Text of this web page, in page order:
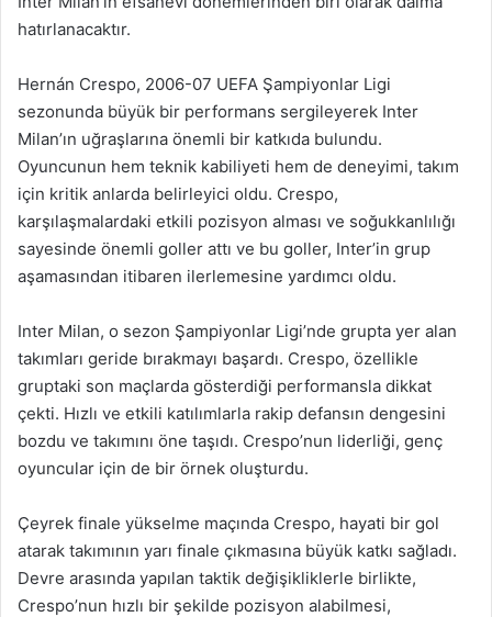
hatırlanacaktır.
Hernán Crespo, 2006-07 UEFA Şampiyonlar Ligi
sezonunda büyük bir performans sergileyerek Inter
Milan’ın uğraşlarına önemli bir katkıda bulundu.
Oyuncunun hem teknik kabiliyeti hem de deneyimi, takım
için kritik anlarda belirleyici oldu. Crespo,
karşılaşmalardaki etkili pozisyon alması ve soğukkanlılığı
sayesinde önemli goller attı ve bu goller, Inter’in grup
aşamasından itibaren ilerlemesine yardımcı oldu.
Inter Milan, o sezon Şampiyonlar Ligi’nde grupta yer alan
takımları geride bırakmayı başardı. Crespo, özellikle
gruptaki son maçlarda gösterdiği performansla dikkat
çekti. Hızlı ve etkili katılımlarla rakip defansın dengesini
bozdu ve takımını öne taşıdı. Crespo’nun liderliği, genç
oyuncular için de bir örnek oluşturdu.
Çeyrek finale yükselme maçında Crespo, hayati bir gol
atarak takımının yarı finale çıkmasına büyük katkı sağladı.
Devre arasında yapılan taktik değişikliklerle birlikte,
Crespo’nun hızlı bir şekilde pozisyon alabilmesi,